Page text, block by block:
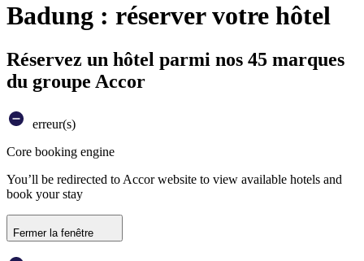
Badung : réserver votre hôtel
Réservez un hôtel parmi nos 45 marques
du groupe Accor
erreur(s)
Core booking engine
You’ll be redirected to Accor website to view available hotels and
book your stay
Fermer la fenêtre